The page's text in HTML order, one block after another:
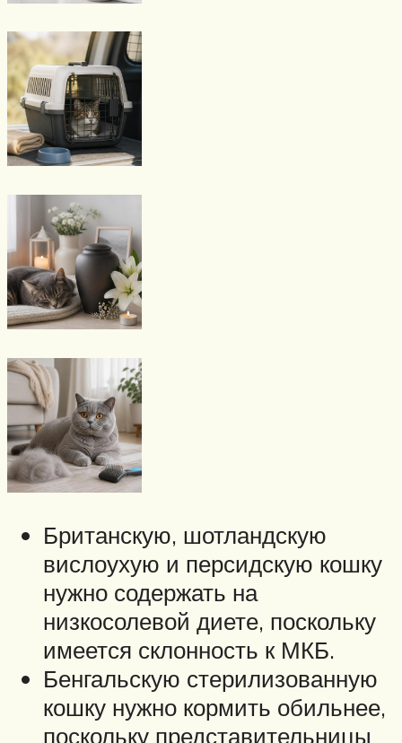
Британскую, шотландскую
вислоухую и персидскую кошку
нужно содержать на
низкосолевой диете, поскольку
имеется склонность к МКБ.
Бенгальскую стерилизованную
кошку нужно кормить обильнее,
поскольку представительницы